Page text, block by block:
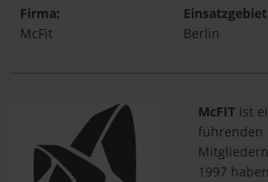
Firma:
McFit
Berlin
McFIT ist
führenden
1997